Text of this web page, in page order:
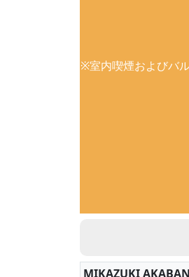
※室内喫煙およびバ
MIKAZUKI